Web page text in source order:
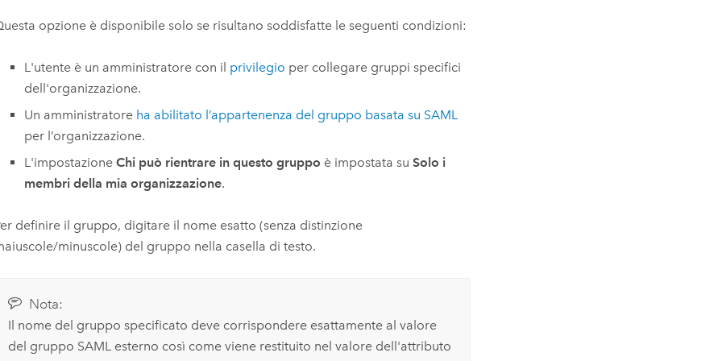
opzione è disponibile solo se risultano soddisfatte le seguenti condizioni:
L'utente è un amministratore con il privilegio per collegare gruppi specifici
dell'organizzazione.
Un amministratore ha abilitato l’appartenenza del gruppo basata su SAML
per l’organizzazione.
L'impostazioneChi può rientrare in questo gruppo è impostata suSolo i
membri della mia organizzazione.
definire il gruppo, digitare il nome esatto (senza distinzione
minuscole) del gruppo nella casella di testo.
Nota:
Il nome del gruppo specificato deve corrispondere esattamente al valore
del gruppo SAML esterno così come viene restituito nel valore dell'attributo